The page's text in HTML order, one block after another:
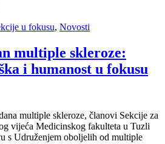
u fokusu, Novosti
multiple skleroze:
i humanost u fokusu
multiple skleroze, članovi Sekcije za
vijeća Medicinskog fakulteta u Tuzli
s Udruženjem oboljelih od multiple